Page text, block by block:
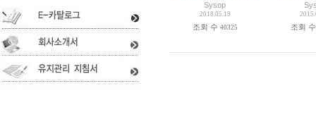
Sysop
2018.05.19
조회 수 40325 조회